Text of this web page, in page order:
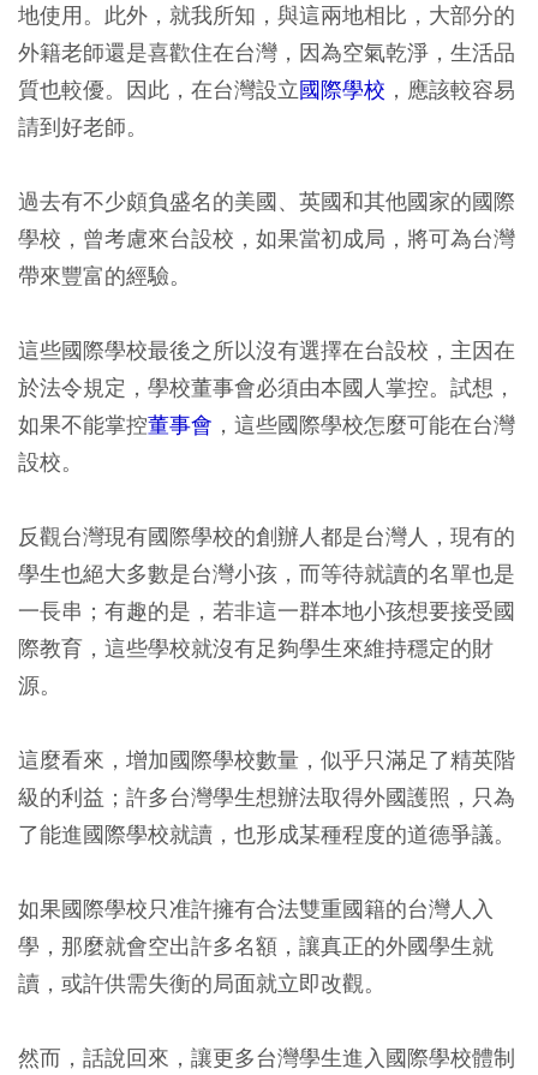
地使用。此外，就我所知，與這兩地相比，大部分的
外籍老師還是喜歡住在台灣，因為空氣乾淨，生活品
質也較優。因此，在台灣設立國際學校 ，應該較容易
請到好老師。
過去有不少頗負盛名的美國、英國和其他國家的國際
學校，曾考慮來台設校，如果當初成局，將可為台灣
帶來豐富的經驗。
這些國際學校最後之所以沒有選擇在台設校，主因在
於法令規定，學校董事會必須由本國人掌控。試想，
如果不能掌控董事會 ，這些國際學校怎麼可能在台灣
設校。
反觀台灣現有國際學校的創辦人都是台灣人，現有的
學生也絕大多數是台灣小孩，而等待就讀的名單也是
一長串；有趣的是，若非這一群本地小孩想要接受國
際教育，這些學校就沒有足夠學生來維持穩定的財
源。
這麼看來，增加國際學校數量，似乎只滿足了精英階
級的利益；許多台灣學生想辦法取得外國護照，只為
了能進國際學校就讀，也形成某種程度的道德爭議。
如果國際學校只准許擁有合法雙重國籍的台灣人入
學，那麼就會空出許多名額，讓真正的外國學生就
讀，或許供需失衡的局面就立即改觀。
然而，話說回來，讓更多台灣學生進入國際學校體制